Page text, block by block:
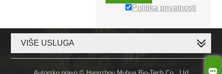

Politika privatnosti
VIŠE USLUGA